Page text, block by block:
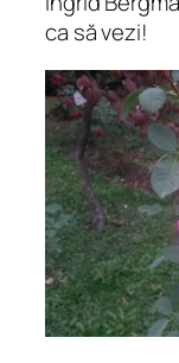
ca să vezi!